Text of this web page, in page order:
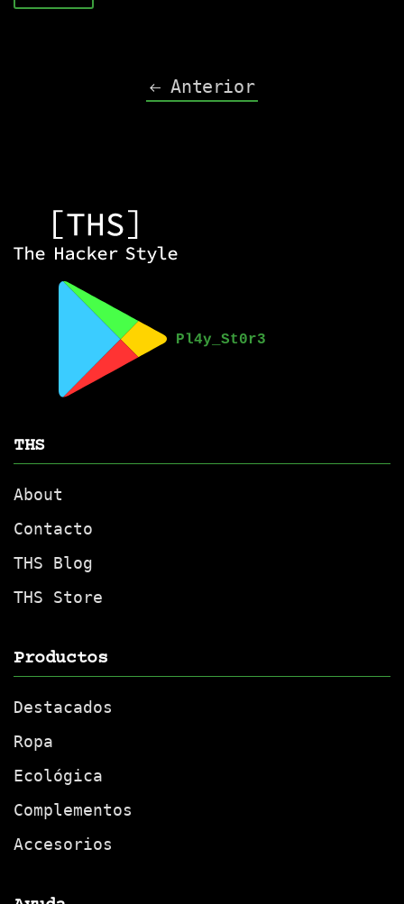
Anterior
THS
About
Contacto
THS Blog
THS Store
Productos
Destacados
Ropa
Ecológica
Complementos
Accesorios